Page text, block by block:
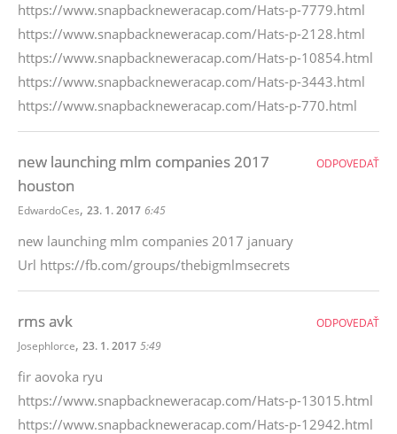
https://www.snapbackneweracap.com/Hats-p-7779.html
https://www.snapbackneweracap.com/Hats-p-2128.html
https://www.snapbackneweracap.com/Hats-p-10854.html
https://www.snapbackneweracap.com/Hats-p-3443.html
https://www.snapbackneweracap.com/Hats-p-770.html
new launching mlm companies 2017
houston
EdwardoCes, 23. 1. 2017 6:45
new launching mlm companies 2017 january
Url https://fb.com/groups/thebigmlmsecrets
ODPOVEDAŤ
rms avk
Josephlorce, 23. 1. 2017 5:49
fir aovoka ryu
https://www.snapbackneweracap.com/Hats-p-13015.html
https://www.snapbackneweracap.com/Hats-p-12942.html
ODPOVEDAŤ